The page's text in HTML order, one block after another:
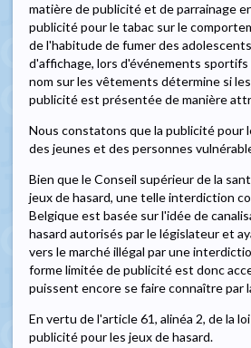
matière de publicité et de parrainage
publicité pour le tabac sur le
de l'habitude de fumer des
d'affichage, lors d'événements sportifs
nom sur les vêtements détermine si
publicité est présentée de manière
Nous constatons que la publicité pour
des jeunes et des personnes
Bien que le Conseil supérieur de la
jeux de hasard, une telle interdiction
Belgique est basée sur l'idée de
hasard autorisés par le législateur et
vers le marché illégal par une
forme limitée de publicité est donc
puissent encore se faire connaître par
En vertu de l'article 61, alinéa 2, de la
publicité pour les jeux de hasard.